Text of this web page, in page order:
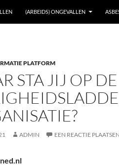
(ARBEIDS) ONGEVALLEN
PLATFORM
STA JIJ OP DE
ADMIN EEN REACTIE PLAATSEN